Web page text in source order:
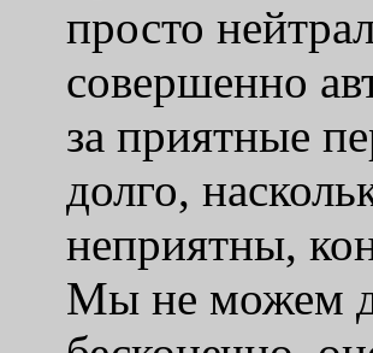
просто
совершенно
за приятные
долго,
неприятны,
Мы не можем